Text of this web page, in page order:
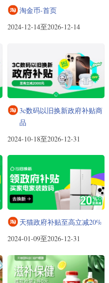
淘金币-首页
2024-12-14至2026-12-14
3c数码以旧换新政府补贴商
品
2024-10-18至2026-12-31
天猫政府补贴至高立减20%
2024-01-09至2026-12-31